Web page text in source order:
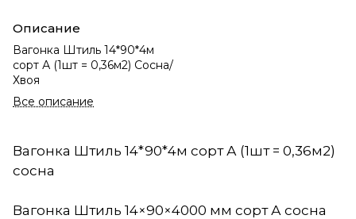
Описание
Вагонка Штиль 14*90*4м
сорт А (1шт = 0,36м2) Сосна/
Хвоя
Все описание
Вагонка Штиль 14*90*4м сорт А (1шт = 0,36м2)
сосна
Вагонка Штиль 14×90×4000 мм сорт А сосна